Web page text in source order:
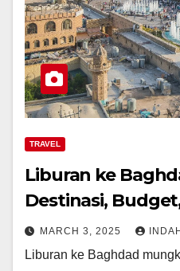
TRAVEL
Liburan ke
Destinasi,
MARCH 3, 2025
Liburan ke Baghdad